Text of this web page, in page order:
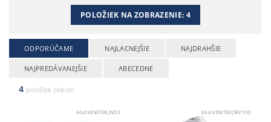
POLOŽIEK NA ZOBRAZENIE: 4
ODPORÚČAME NAJLACNEJŠIE NAJDRAHŠIE
NAJPREDÁVANEJŠIE ABECEDNE
4 položiek celkom
Kód:VENITEXLJN50 Kód:VENITEXORV100